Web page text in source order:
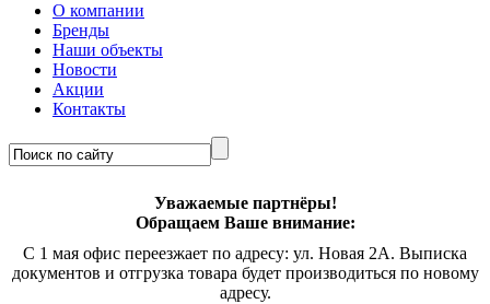
О компании
Бренды
Наши объекты
Новости
Акции
Контакты
Уважаемые партнёры!
Обращаем Ваше внимание:
С 1 мая офис переезжает по адресу: ул. Новая 2А. Выписка
документов и отгрузка товара будет производиться по новому
адресу.